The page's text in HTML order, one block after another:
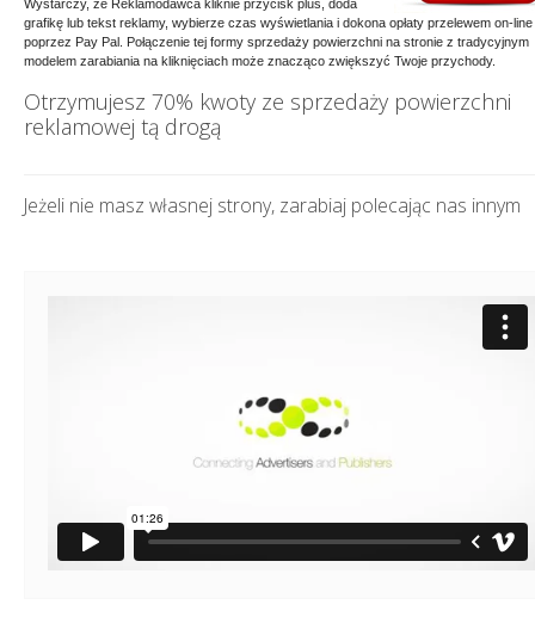
Wystarczy, że Reklamodawca kliknie przycisk plus, doda
grafikę lub tekst reklamy, wybierze czas wyświetlania i dokona opłaty przelewem on-line
poprzez Pay Pal. Połączenie tej formy sprzedaży powierzchni na stronie z tradycyjnym
modelem zarabiania na kliknięciach może znacząco zwiększyć Twoje przychody.
Otrzymujesz 70% kwoty ze sprzedaży powierzchni
reklamowej tą drogą
Jeżeli nie masz własnej strony, zarabiaj polecając nas innym